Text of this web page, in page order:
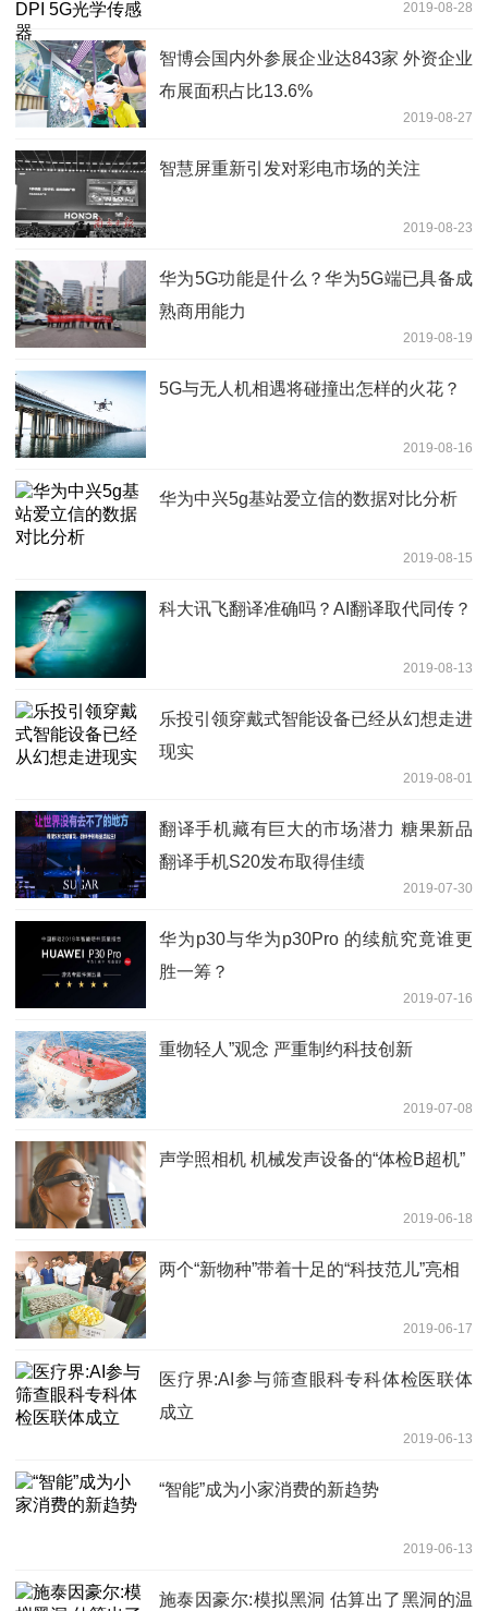
2019-08-28
智博会国内外参展企业达843家 外资企业
布展面积占比13.6%
2019-08-27
智慧屏重新引发对彩电市场的关注
2019-08-23
华为5G功能是什么？华为5G端已具备成
熟商用能力
2019-08-19
5G与无人机相遇将碰撞出怎样的火花？
2019-08-16
华为中兴5g基站爱立信的数据对比分析
2019-08-15
科大讯飞翻译准确吗？AI翻译取代同传？
2019-08-13
乐投引领穿戴式智能设备已经从幻想走进
现实
2019-08-01
翻译手机藏有巨大的市场潜力 糖果新品
翻译手机S20发布取得佳绩
2019-07-30
华为p30与华为p30Pro 的续航究竟谁更
胜一筹？
2019-07-16
重物轻人”观念 严重制约科技创新
2019-07-08
声学照相机 机械发声设备的“体检B超机”
2019-06-18
两个“新物种”带着十足的“科技范儿”亮相
2019-06-17
医疗界:AI参与筛查眼科专科体检医联体
成立
2019-06-13
“智能”成为小家消费的新趋势
2019-06-13
施泰因豪尔:模拟黑洞 估算出了黑洞的温